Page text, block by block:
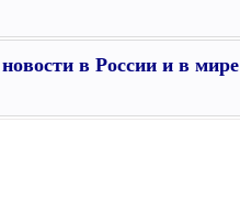
в России и в мире